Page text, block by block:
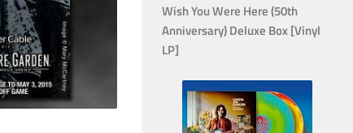
Wish You Were Here (50th
Anniversary) Deluxe Box [Vinyl
LP]